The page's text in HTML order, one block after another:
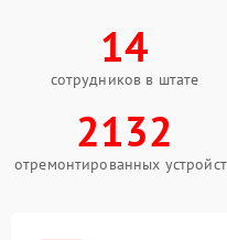
Когда требуется
выбирать
ИБП данного бренда.
ремонт фильтров EMI/
поврежденных цепей с
совместимых
работ устройство
создает помех в сети.
14
сотрудников в штате
2132
отремонтированных